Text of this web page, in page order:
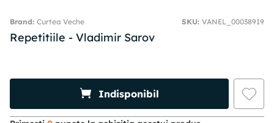
Curtea Veche SKU: VANEL_00038919
Repetitiile - Vladimir Sarov
Indisponibil